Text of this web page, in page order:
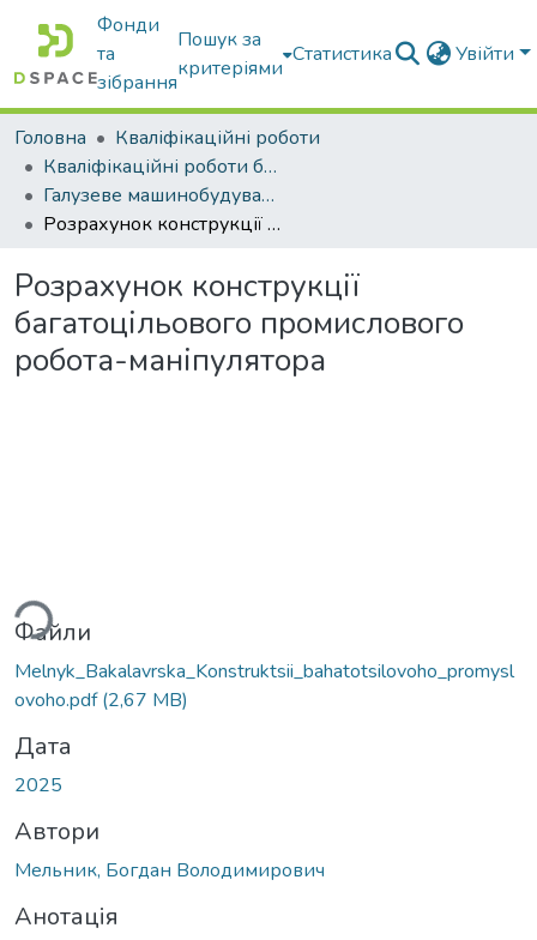
Фонди
та
зібрання
Пошук за
критеріями
Статистика Увійти
Головна
Кваліфікаційні роботи
Кваліфікаційні роботи бакалаврів
Галузеве машинобудування
Розрахунок конструкції багатоцільового промислового робота-маніпулятора
Розрахунок конструкції
багатоцільового промислового
робота-маніпулятора
Файли
Melnyk_Bakalavrska_Konstruktsii_bahatotsilovoho_promysl
ovoho.pdf(2,67 MB)
Дата
2025
Автори
Мельник, Богдан Володимирович
Анотація